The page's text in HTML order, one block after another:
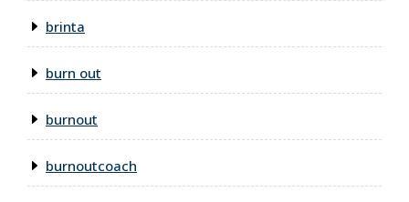
brinta
burn out
burnout
burnoutcoach